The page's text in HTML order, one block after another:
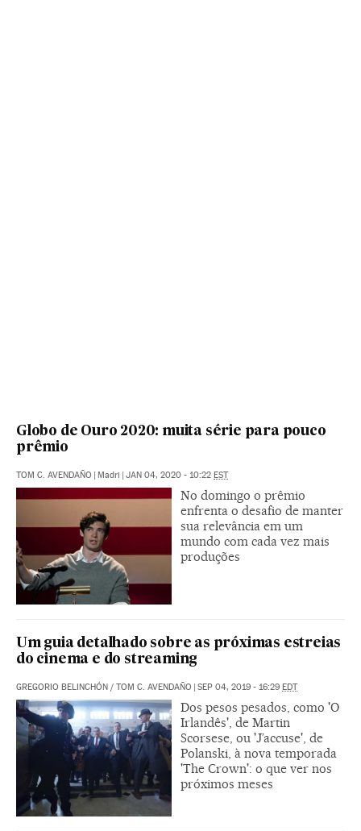
Globo de Ouro 2020: muita série para pouco
prêmio
TOM C. AVENDAÑO | Madri | JAN 04, 2020 - 10:22 EST
No domingo o prêmio
enfrenta o desafio de manter
sua relevância em um
mundo com cada vez mais
produções
Um guia detalhado sobre as próximas estreias
do cinema e do streaming
GREGORIO BELINCHÓN / TOM C. AVENDAÑO | SEP 04, 2019 - 16:29 EDT
Dos pesos pesados, como 'O
Irlandês', de Martin
Scorsese, ou 'J’accuse', de
Polanski, à nova temporada
'The Crown': o que ver nos
próximos meses